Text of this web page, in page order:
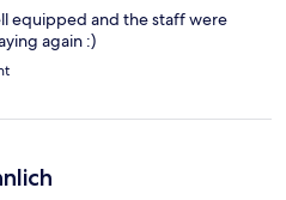
equipped and the staff were
again :)